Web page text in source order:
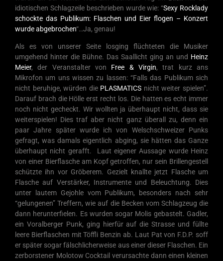
idiotischen Schlagzeile beschrieben wurde wie: “Sexy Rocklady
schockte das Publikum: Flaschen und Eier flogen – Konzert
wurde abgebrochen“…Ja, genau!
Als es von unserer Seite losging flüchteten die Musiker
umgehend hinter die Bühne. Das Saallicht ging an und Heinz
Meier, der Veranstalter von Free & Virgin, trat kurz ans
Mikrofon um uns wissen zu lassen: “Falls das Publikum sich
nicht beruhige, würden die PLASMATICS nicht weiter spielen”.
Darauf brach die Hölle erst recht los. Die hatten es echt immer
noch nicht gecheckt. Wir wollten ja überhaupt nicht, dass sie
weiterspielen! Dies traf aber nicht ganz überall zu, denn ein
paar Jahre später wurde ich von Welschschweizer Punks
gefragt, was damals eigentlich abging, sie hätten das Ganze
überhaupt nicht gerafft. Laut eigener Aussage wurde Heinz
von einer Bierflasche am Kopf getroffen, nur sein Brillengestell
schützte ihn vor Gröberem. Gezielt knallte jetzt Flasche um
Flasche auf Verstärker, Instrumente und Beleuchtung. Dies
unter lautem Gejohle vom Publikum, besonders nach sehr
“gelungenen” Treffern, wie auf die Becken vom Schlagzeug die
dann herunterfielen. Es wurden sogar Molis gebastelt. Gadler,
ein Voralberger Punk, ging hierfür auf die Strasse und füllte
leere Bierflaschen mit Töffli Benzin ab. Laut Pat von F.D.P. soff
er später sogar fälschlicherweise aus einer dieser Flaschen. Ein
zerborstener Molotow Cocktail verursachte dann einen kleinen